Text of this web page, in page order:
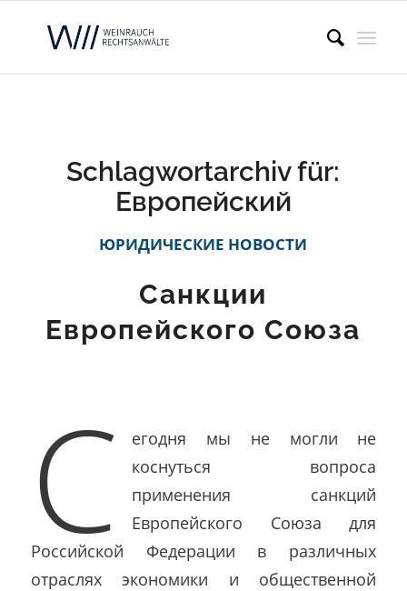
Schlagwortarchiv für:
Европейский
ЮРИДИЧЕСКИЕ НОВОСТИ
Санкции
Европейского Союза
С
егодня мы не могли не
коснуться вопроса
применения санкций
Европейского Союза для
Российской Федерации в различных
отраслях экономики и общественной